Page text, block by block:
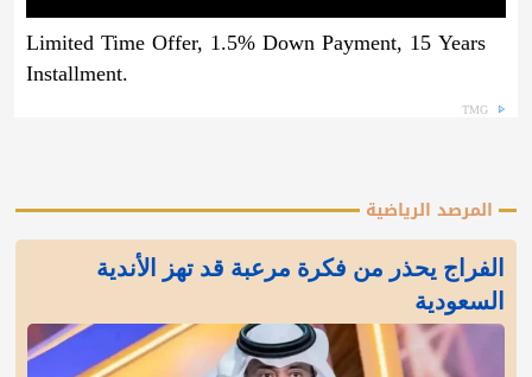
Limited Time Offer, 1.5% Down Payment, 15 Years
Installment.
TMG
المرصد الرياضية
الفراج يحذر من فكرة مرعبة قد تهز الأندية
السعودية